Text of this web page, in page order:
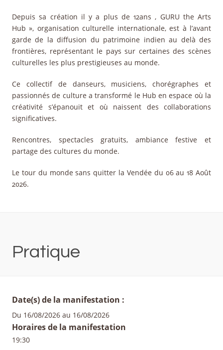
Depuis sa création il y a plus de 12ans , GURU the Arts
Hub », organisation culturelle internationale, est à l’avant
garde de la diffusion du patrimoine indien au delà des
frontières, représentant le pays sur certaines des scènes
culturelles les plus prestigieuses au monde.
Ce collectif de danseurs, musiciens, chorégraphes et
passionnés de culture a transformé le Hub en espace où la
créativité s’épanouit et où naissent des collaborations
significatives.
Rencontres, spectacles gratuits, ambiance festive et
partage des cultures du monde.
Le tour du monde sans quitter la Vendée du 06 au 18 Août
2026.
Pratique
Date(s) de la manifestation :
Du 16/08/2026 au 16/08/2026
Horaires de la manifestation
19:30